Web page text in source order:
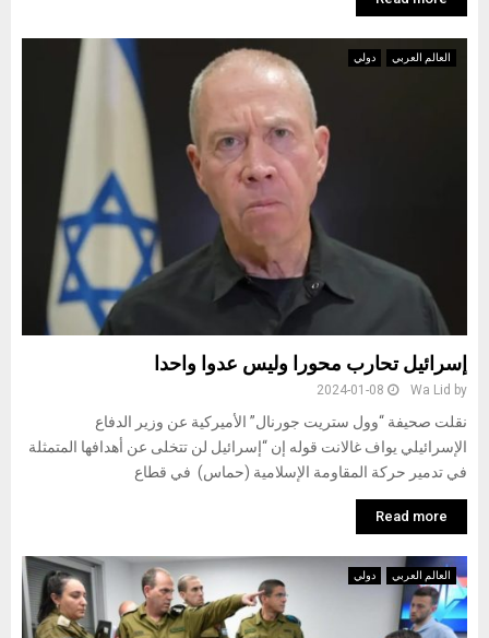
العالم العربي دولي
إسرائيل تحارب محورا وليس عدوا واحدا
by
Wa Lid
2024-01-08
نقلت صحيفة “وول ستريت جورنال” الأميركية عن وزير الدفاع
الإسرائيلي يواف غالانت قوله إن “إسرائيل لن تتخلى عن أهدافها المتمثلة
في تدمير حركة المقاومة الإسلامية (حماس) في قطاع
Read more
العالم العربي دولي